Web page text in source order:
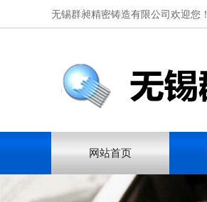
无锡群昶精密铸造有限公司欢迎您！
网站首页